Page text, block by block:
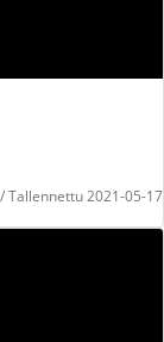
Tallennettu 2021-05-17